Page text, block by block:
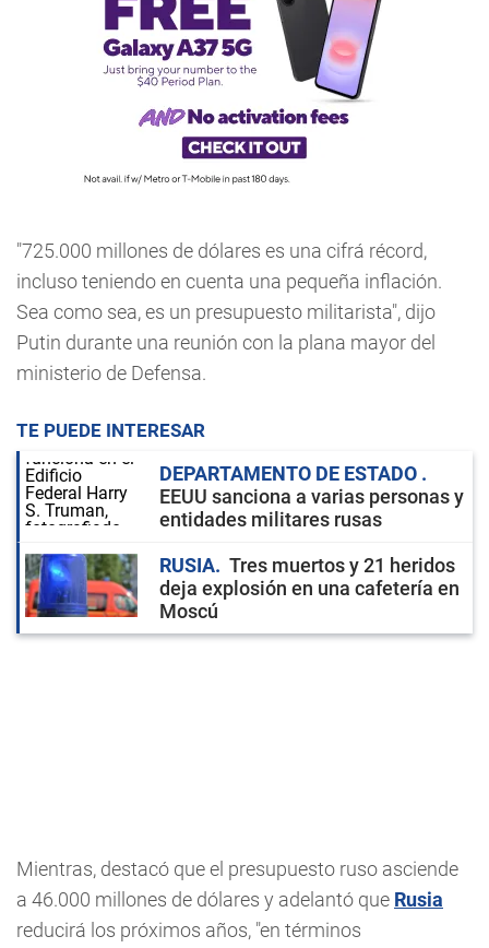
"725.000 millones de dólares es una cifrá récord,
incluso teniendo en cuenta una pequeña inflación.
Sea como sea, es un presupuesto militarista", dijo
Putin durante una reunión con la plana mayor del
ministerio de Defensa.
TE PUEDE INTERESAR
DEPARTAMENTO DE ESTADO
EEUU sanciona a varias personas y
entidades militares rusas
RUSIA
Tres muertos y 21 heridos
deja explosión en una cafetería en
Moscú
Mientras, destacó que el presupuesto ruso asciende
a 46.000 millones de dólares y adelantó que Rusia
reducirá los próximos años, "en términos